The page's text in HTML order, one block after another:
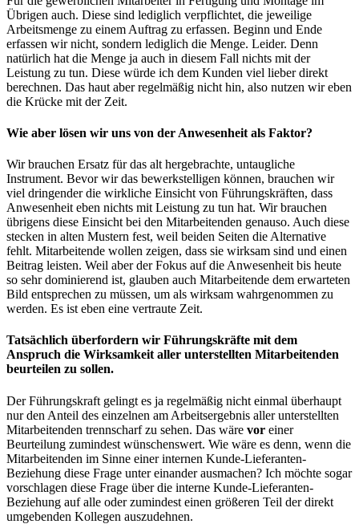
Übrigen auch. Diese sind lediglich verpflichtet, die jeweilige
Arbeitsmenge zu einem Auftrag zu erfassen. Beginn und Ende
erfassen wir nicht, sondern lediglich die Menge. Leider. Denn
natürlich hat die Menge ja auch in diesem Fall nichts mit der
Leistung zu tun. Diese würde ich dem Kunden viel lieber direkt
berechnen. Das haut aber regelmäßig nicht hin, also nutzen wir eben
die Krücke mit der Zeit.
Wie aber lösen wir uns von der Anwesenheit als Faktor?
Wir brauchen Ersatz für das alt hergebrachte, untaugliche
Instrument. Bevor wir das bewerkstelligen können, brauchen wir
viel dringender die wirkliche Einsicht von Führungskräften, dass
Anwesenheit eben nichts mit Leistung zu tun hat. Wir brauchen
übrigens diese Einsicht bei den Mitarbeitenden genauso. Auch diese
stecken in alten Mustern fest, weil beiden Seiten die Alternative
fehlt. Mitarbeitende wollen zeigen, dass sie wirksam sind und einen
Beitrag leisten. Weil aber der Fokus auf die Anwesenheit bis heute
so sehr dominierend ist, glauben auch Mitarbeitende dem erwarteten
Bild entsprechen zu müssen, um als wirksam wahrgenommen zu
werden. Es ist eben eine vertraute Zeit.
Tatsächlich überfordern wir Führungskräfte mit dem
Anspruch die Wirksamkeit aller unterstellten Mitarbeitenden
beurteilen zu sollen.
Der Führungskraft gelingt es ja regelmäßig nicht einmal überhaupt
nur den Anteil des einzelnen am Arbeitsergebnis aller unterstellten
Mitarbeitenden trennscharf zu sehen. Das wäre vor einer
Beurteilung zumindest wünschenswert. Wie wäre es denn, wenn die
Mitarbeitenden im Sinne einer internen Kunde-Lieferanten-
Beziehung diese Frage unter einander ausmachen? Ich möchte sogar
vorschlagen diese Frage über die interne Kunde-Lieferanten-
Beziehung auf alle oder zumindest einen größeren Teil der direkt
umgebenden Kollegen auszudehnen.